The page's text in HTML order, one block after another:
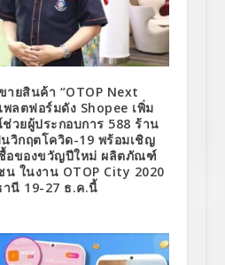
ายสินค้า “OTOP Next
ลตฟอร์มดัง Shopee เพิ่ม
วยผู้ประกอบการ 588 ร้าน
วิกฤตโควิด-19 พร้อมเชิญ
อของขวัญปีใหม่ ผลิตภัณฑ์
น ในงาน OTOP City 2020
นี 19-27 ธ.ค.นี้